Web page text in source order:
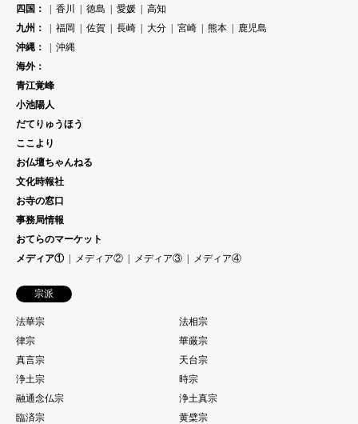
四国：
香川 徳島 愛媛
高知
九州：
福岡 佐賀 長崎 大分 宮崎 熊本
鹿児島
沖縄：
沖縄
海外：
青江覚峰
小池陽人
だてりゅうほう
ここより
お仏壇ちゃんねる
文化時報社
お寺の窓口
事務局情報
おてらのマーケット
メディア①
メディア② メディア③ メディア④
宗派
法華宗
法相宗
律宗
華厳宗
真言宗
天台宗
浄土宗
時宗
融通念仏宗
浄土真宗
臨済宗
黄檗宗